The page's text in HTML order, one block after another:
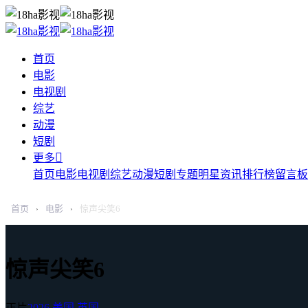
首页
电影
电视剧
综艺
动漫
短剧
更多
首页电影电视剧 综艺动漫短剧 专题明星资讯排行榜留言板
首页 › 电影 › 惊声尖笑6
惊声尖笑6